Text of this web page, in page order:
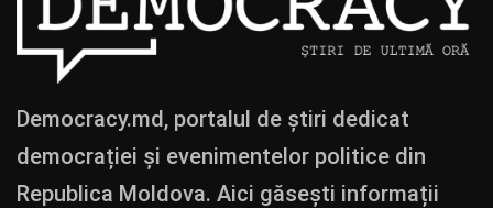
Democracy.md, portalul de știri dedicat
democrației și evenimentelor politice din
Republica Moldova. Aici găsești informații